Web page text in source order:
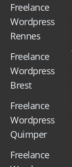
Freelance
Wordpress
Rennes
Freelance
Wordpress
Brest
Freelance
Wordpress
Quimper
Freelance